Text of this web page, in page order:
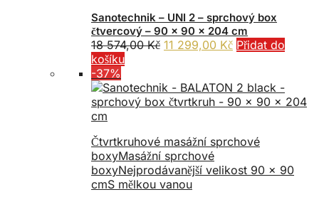
Sanotechnik – UNI 2 – sprchový box
čtvercový – 90 x 90 x 204 cm
18 574,00Kč Původní
18
574,00 Kč.
11 299,00 KčAktuální
11
299,00 Kč.
Přidat do
košíku
-37%
Čtvrtkruhové masážní sprchové
boxyMasážní sprchové
boxyNejprodávanější velikost 90 x 90
cmS mělkou vanou